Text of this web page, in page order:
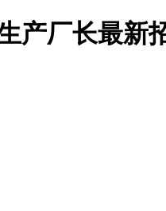
产厂长最新